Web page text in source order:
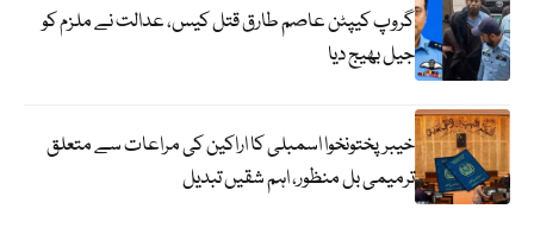
گروپ کیپٹن عاصم طارق قتل کیس، عدالت نے ملزم کو
جیل بھیج دیا
خیبرپختونخوا اسمبلی کا اراکین کی مراعات سے متعلق
ترمیمی بل منظور، اہم شقیں تبدیل